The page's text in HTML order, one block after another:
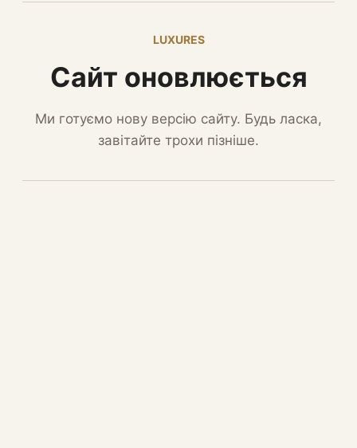
LUXURES
Сайт оновлюється
Ми готуємо нову версію сайту. Будь ласка,
завітайте трохи пізніше.